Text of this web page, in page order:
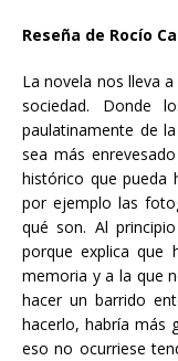
Reseña de Rocío
La novela nos lleva
sociedad. Donde
paulatinamente de
sea más
histórico que pueda
por ejemplo las
qué son. Al
porque explica que
memoria y a la que
hacer un barrido
hacerlo, habría más
eso no ocurriese